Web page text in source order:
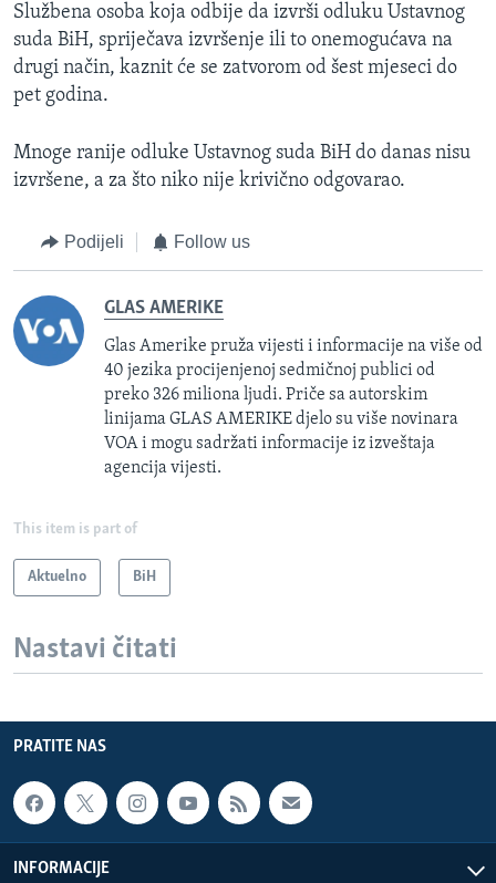
Službena osoba koja odbije da izvrši odluku Ustavnog
suda BiH, spriječava izvršenje ili to onemogućava na
drugi način, kaznit će se zatvorom od šest mjeseci do
pet godina.
Mnoge ranije odluke Ustavnog suda BiH do danas nisu
izvršene, a za što niko nije krivično odgovarao.
Podijeli Follow us
GLAS AMERIKE
Glas Amerike pruža vijesti i informacije na više od
40 jezika procijenjenoj sedmičnoj publici od
preko 326 miliona ljudi. Priče sa autorskim
linijama GLAS AMERIKE djelo su više novinara
VOA i mogu sadržati informacije iz izveštaja
agencija vijesti.
This item is part of
Aktuelno BiH
Nastavi čitati
PRATITE NAS
INFORMACIJE